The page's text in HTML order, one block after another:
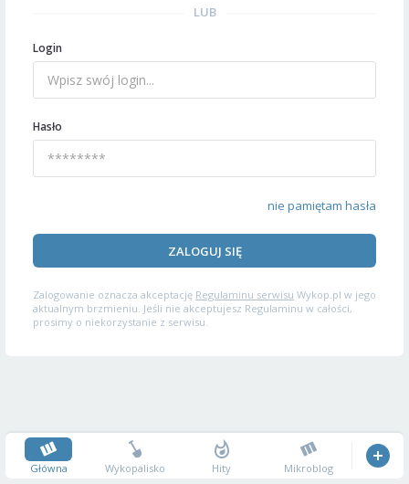
LUB
Login
Hasło
nie pamiętam hasła
ZALOGUJ SIĘ
Zalogowanie oznacza akceptację Regulaminu serwisu Wykop.pl w jego
aktualnym brzmieniu. Jeśli nie akceptujesz Regulaminu w całości,
prosimy o niekorzystanie z serwisu.
Główna Wykopalisko Hity Mikroblog